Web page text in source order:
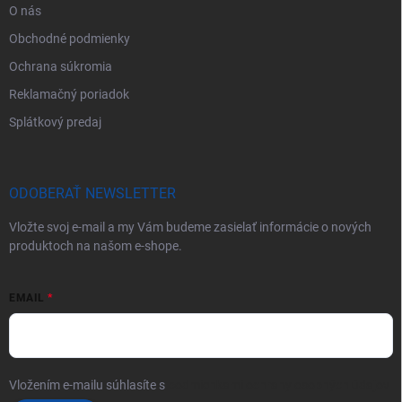
O nás
Obchodné podmienky
Ochrana súkromia
Reklamačný poriadok
Splátkový predaj
ODOBERAŤ NEWSLETTER
Vložte svoj e-mail a my Vám budeme zasielať informácie o nových
produktoch na našom e-shope.
EMAIL
Vložením e-mailu súhlasíte s